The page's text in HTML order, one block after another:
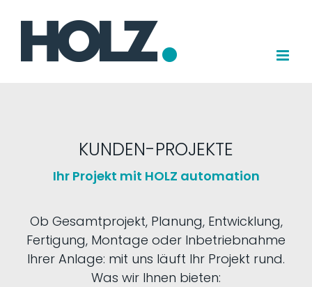
springen
KUNDEN-PROJEKTE
Ihr Projekt mit HOLZ automation
Ob Gesamtprojekt, Planung, Entwicklung,
Fertigung, Montage oder Inbetriebnahme
Ihrer Anlage: mit uns läuft Ihr Projekt rund.
Was wir Ihnen bieten: